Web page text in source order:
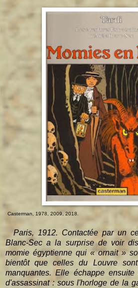
Casterman, 1978, 2009, 2018.
Paris, 1912. Contactée par un
Blanc-Sec a la surprise de voir
momie égyptienne qui « ornait »
bientôt que celles du Louvre
manquantes. Elle échappe
d'assassinat : sous l'horloge de la